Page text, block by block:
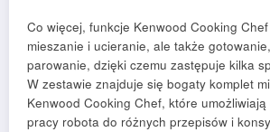
Co więcej, funkcje Kenwood Cooking
mieszanie i ucieranie, ale także
parowanie, dzięki czemu zastępuje kilka
W zestawie znajduje się bogaty komplet
Kenwood Cooking Chef, które
pracy robota do różnych przepisów i